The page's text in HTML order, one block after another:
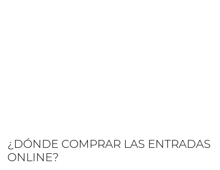
¿DÓNDE COMPRAR LAS ENTRADAS
ONLINE?